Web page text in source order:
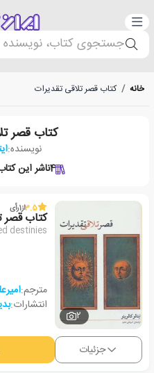
دسته‌بندی
جستجوی کتاب، نویسنده
خانه / کتاب قصر تلاقی تقدیرات
کتاب قصر
نویسنده:
4ناشر این
2
3.5از1رأی
کتاب قصر
destinies
مترجم:
انتشارات:
جزئیات